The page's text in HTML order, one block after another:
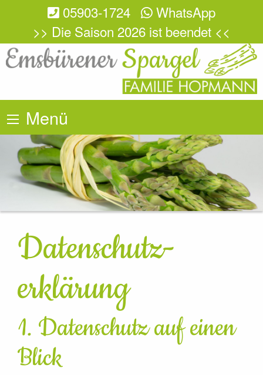
05903-1724
WhatsApp
>> Die Saison 2026 ist beendet <<
Menü
Datenschutz­
erklärung
1. Datenschutz auf einen
Blick